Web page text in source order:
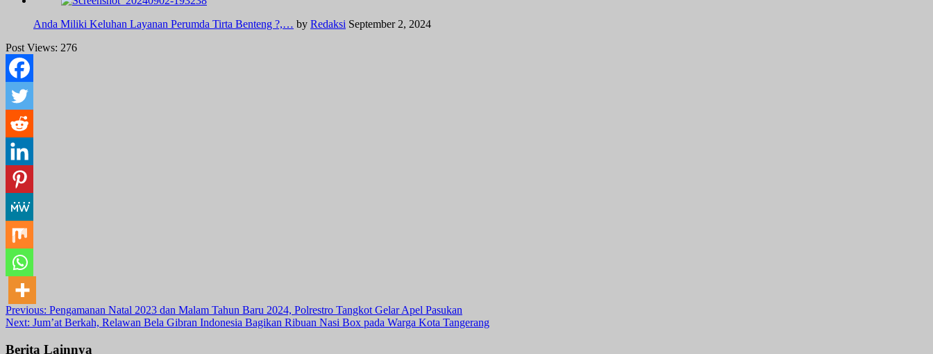
Anda Miliki Keluhan Layanan Perumda Tirta Benteng ?,… by Redaksi September 2, 2024
Post Views: 276
Post
navigation
Previous: Pengamanan Natal 2023 dan Malam Tahun Baru 2024, Polrestro Tangkot Gelar Apel Pasukan
Next: Jum’at Berkah, Relawan Bela Gibran Indonesia Bagikan Ribuan Nasi Box pada Warga Kota Tangerang
Berita Lainnya